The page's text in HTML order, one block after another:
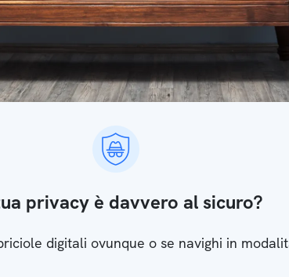
privacy è davvero al sicuro?
digitali ovunque o se navighi in